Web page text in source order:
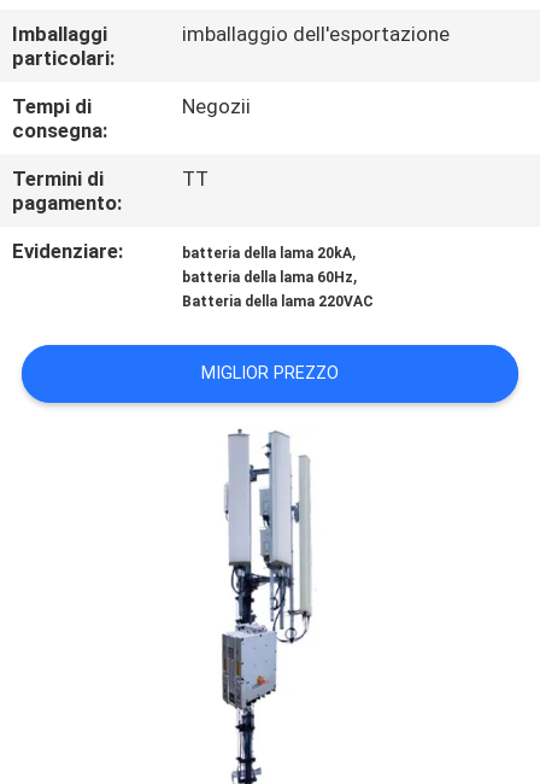
CONTROLLO
DI
QUALITÀ
CONTATTICI
RICHIEDA
CITAZIONE
Imballaggi
particolari:
imballaggio dell'esportazione
Tempi di
consegna:
Negozii
Termini di
pagamento:
TT
Evidenziare: batteria della lama 20kA,
batteria della lama 60Hz,
Batteria della lama 220VAC
MIGLIOR PREZZO